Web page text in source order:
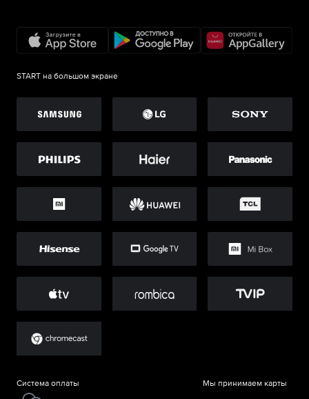
START на большом экране
Система оплаты Мы принимаем карты